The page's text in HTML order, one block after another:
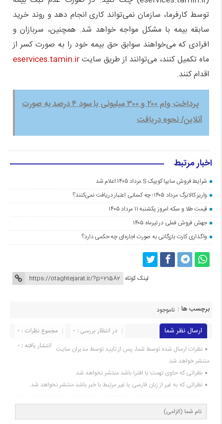
توسط کارفرما، سازمان نمی‌تواند کاری انجام دهد و روند خرید
سابقه بیمه با مشکل مواجه خواهد شد. همچنین، سربازان و
افرادی که می‌خواهند سوابق حق بیمه خود را به صورت کسر از
ماه تکمیل کنند، می‌توانند از طریق سایتeservices.tamin.ir
اقدام کنند.
پرداخت وام ۲۰۰ و ۳۰۰ میلیونی با سود ۴ درصد به صورت
آنلاین/ نحوه دریافت
اخبار مرتبط
شرایط فروش سایپا کوییک S مرداد ۱۴۰۵ اعلام شد
واریز کالابرگ مرداد ۱۴۰۵؛ چه کسانی اعتبار دریافت نمی‌کنند؟
قیمت طلا و سکه امروز یکشنبه ۱۱ مرداد ۱۴۰۵
جهش فروش فملی در تیرماه ۱۴۰۵
واگذاری کارت بازرگانی به صورت اجاره‌ای چه حکمی دارد؟
لینک کوتاه
برچسب ها : ناموجود
ارسال نظر شما مجموع نظرات : 0
در انتظار بررسی : 0
انتشار یافته : 0 نظرات ارسال شده توسط شما، پس از تایید توسط مدیران سایت
منتشر خواهد شد.
نظراتی که حاوی تهمت یا افترا باشد منتشر نخواهد شد.
نظراتی که به غیر از زبان فارسی یا غیر مرتبط با خبر باشد منتشر نخواهد شد.